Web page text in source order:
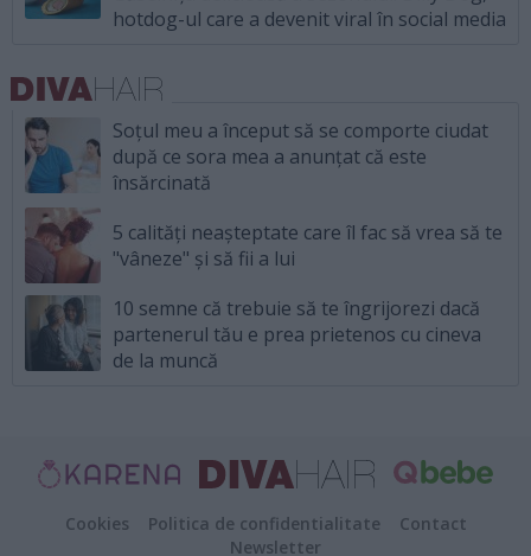
hotdog-ul care a devenit viral în social media
Soțul meu a început să se comporte ciudat
după ce sora mea a anunțat că este
însărcinată
5 calități neașteptate care îl fac să vrea să te
"vâneze" și să fii a lui
10 semne că trebuie să te îngrijorezi dacă
partenerul tău e prea prietenos cu cineva
de la muncă
Cookies Politica de confidentialitate
Contact
Newsletter